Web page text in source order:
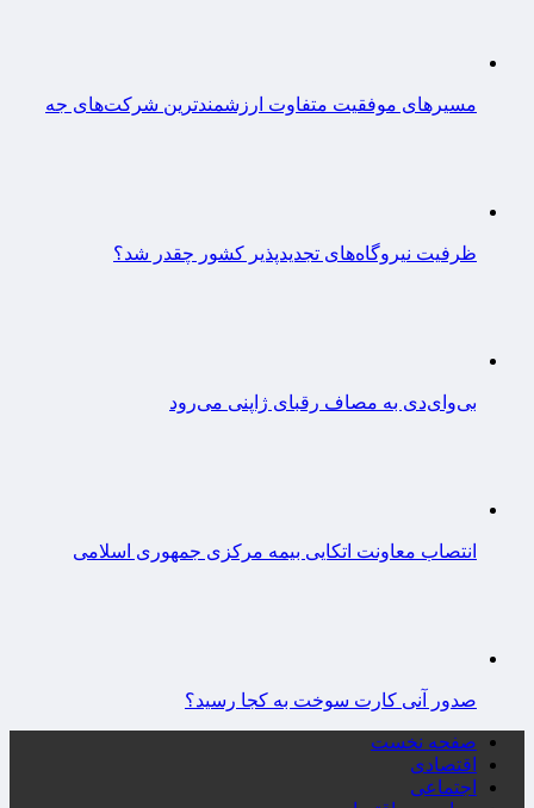
مسیرهای موفقیت متفاوت ارزشمندترین شرکت‌های جه
ظرفیت نیروگاه‌های تجدیدپذیر کشور چقدر شد؟
بی‌وای‌دی به مصاف رقبای ژاپنی می‌رود
انتصاب معاونت اتکایی بیمه مرکزی جمهوری اسلامی
صدور آنی کارت سوخت به کجا رسید؟
صفحه نخست
اقتصادی
اجتماعی